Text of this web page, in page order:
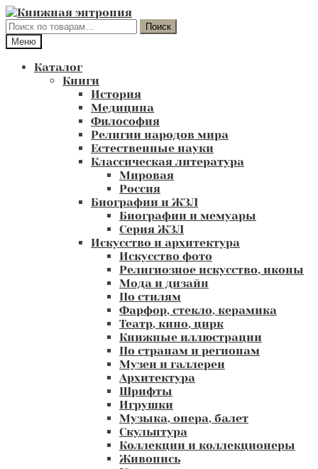
Перейти
к
навигации
Перейти
к
содержимому
Искать:
Поиск
Меню
Каталог
Книги
История
Медицина
Философия
Религии народов мира
Естественные науки
Классическая литература
Мировая
Россия
Биографии и ЖЗЛ
Биографии и мемуары
Серия ЖЗЛ
Искусство и архитектура
Искусство фото
Религиозное искусство, иконы
Мода и дизайн
По стилям
Фарфор, стекло, керамика
Театр, кино, цирк
Книжные иллюстрации
По странам и регионам
Музеи и галлереи
Архитектура
Шрифты
Игрушки
Музыка, опера, балет
Скульптура
Коллекции и коллекционеры
Живопись